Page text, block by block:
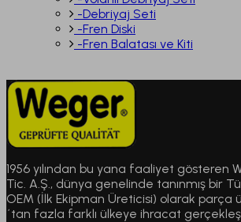
-Debriyaj Seti
-Fren Diski
-Fren Balatası ve Kiti
1956 yılından bu yana faaliyet gösteren
Tic. A.Ş., dünya genelinde tanınmış bir
OEM (İlk Ekipman Üreticisi) olarak parça
´tan fazla farklı ülkeye ihracat